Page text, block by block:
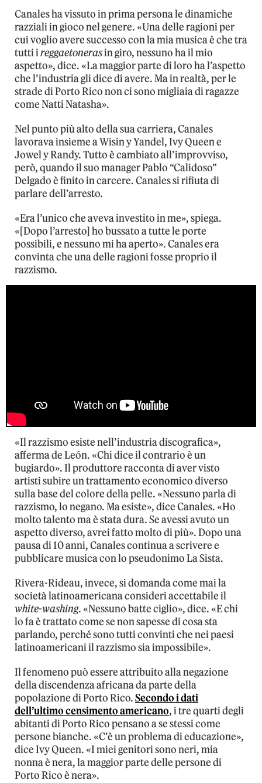
Canales ha vissuto in prima persona le dinamiche
razziali in gioco nel genere. «Una delle ragioni per
cui voglio avere successo con la mia musica è che tra
tutti ireggaetonerasin giro, nessuno ha il mio
aspetto», dice. «La maggior parte di loro ha l’aspetto
che l’industria gli dice di avere. Ma in realtà, per le
strade di Porto Rico non ci sono migliaia di ragazze
come Natti Natasha».
Nel punto più alto della sua carriera, Canales
lavorava insieme a Wisin y Yandel, Ivy Queen e
Jowel y Randy. Tutto è cambiato all’improvviso,
però, quando il suo manager Pablo “Calidoso”
Delgado è finito in carcere. Canales si rifiuta di
parlare dell’arresto.
«Era l’unico che aveva investito in me», spiega.
«[Dopo l’arresto] ho bussato a tutte le porte
possibili, e nessuno mi ha aperto». Canales era
convinta che una delle ragioni fosse proprio il
razzismo.
«Il razzismo esiste nell’industria discografica»,
afferma de León. «Chi dice il contrario è un
bugiardo». Il produttore racconta di aver visto
artisti subire un trattamento economico diverso
sulla base del colore della pelle. «Nessuno parla di
razzismo, lo negano. Ma esiste», dice Canales. «Ho
molto talento ma è stata dura. Se avessi avuto un
aspetto diverso, avrei fatto molto di più». Dopo una
pausa di 10 anni, Canales continua a scrivere e
pubblicare musica con lo pseudonimo La Sista.
Rivera-Rideau, invece, si domanda come mai la
società latinoamericana consideri accettabile il
white-washing. «Nessuno batte ciglio», dice. «E chi
lo fa è trattato come se non sapesse di cosa sta
parlando, perché sono tutti convinti che nei paesi
latinoamericani il razzismo sia impossibile».
Il fenomeno può essere attribuito alla negazione
della discendenza africana da parte della
popolazione di Porto Rico.Secondo i dati
dell’ultimo censimento americano, i tre quarti degli
abitanti di Porto Rico pensano a se stessi come
persone bianche. «C’è un problema di educazione»,
dice Ivy Queen. «I miei genitori sono neri, mia
nonna è nera, la maggior parte delle persone di
Porto Rico è nera».